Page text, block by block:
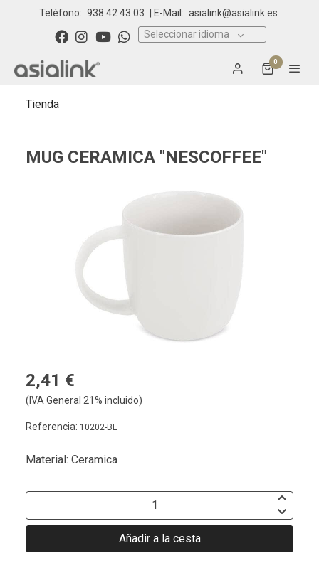
Teléfono: 938 42 43 03 | E-Mail: asialink@asialink.es
Seleccionar idioma
0
Tienda
MUG CERAMICA "NESCOFFEE"
2,41 €
(IVA General 21% incluido)
Referencia: 10202-BL
Material: Ceramica
Añadir a la cesta